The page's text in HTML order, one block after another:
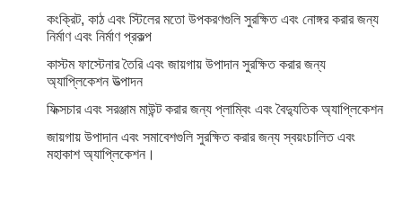
কংক্রিট, কাঠ এবং স্টিলের মতো উপকরণগুলি সুরক্ষিত এবং নোঙ্গর করার জন্য
নির্মাণ এবং নির্মাণ প্রকল্প
কাস্টম ফাস্টেনার তৈরি এবং জায়গায় উপাদান সুরক্ষিত করার জন্য
অ্যাপ্লিকেশন উত্পাদন
ফিক্সচার এবং সরঞ্জাম মাউন্ট করার জন্য প্লাম্বিং এবং বৈদ্যুতিক অ্যাপ্লিকেশন
জায়গায় উপাদান এবং সমাবেশগুলি সুরক্ষিত করার জন্য স্বয়ংচালিত এবং
মহাকাশ অ্যাপ্লিকেশন।